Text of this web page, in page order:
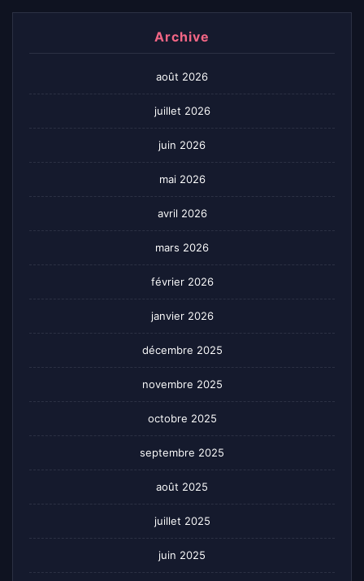
Archive
août 2026
juillet 2026
juin 2026
mai 2026
avril 2026
mars 2026
février 2026
janvier 2026
décembre 2025
novembre 2025
octobre 2025
septembre 2025
août 2025
juillet 2025
juin 2025